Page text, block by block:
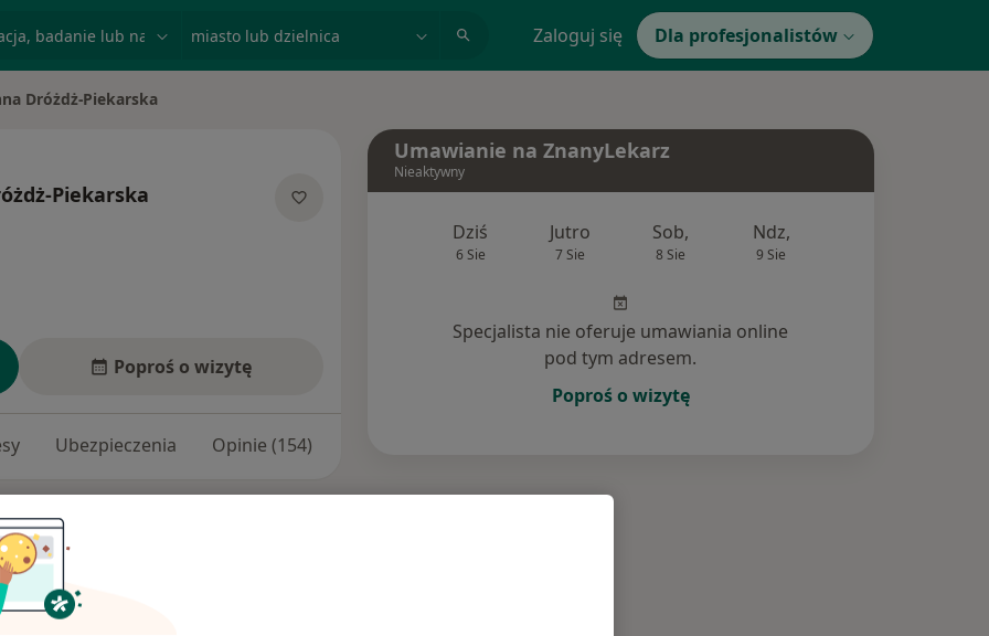
Zaloguj się Dla profesjonalistów
Dróżdż-Piekarska
Piekarska
Poproś o wizytę
Ubezpieczenia Opinie (154)
Umawianie na ZnanyLekarz
Nieaktywny
Dziś
6 Sie
Jutro
7 Sie
Sob,
8 Sie
Ndz,
9 Sie
Specjalista nie oferuje umawiania online
pod tym adresem.
Poproś o wizytę